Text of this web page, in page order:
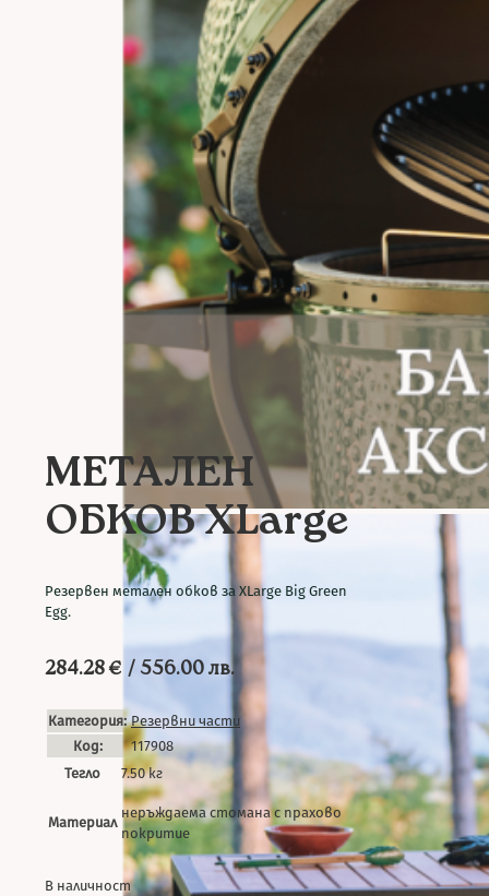
МЕТАЛЕН
ОБКОВ XLarge
Резервен метален обков за XLarge Big Green
Egg.
284.28€ / 556.00 лв.
Категория: Резервни части
Код:
117908
Тегло
7.50 кг
Материал
неръждаема стомана с прахово
покритие
В наличност